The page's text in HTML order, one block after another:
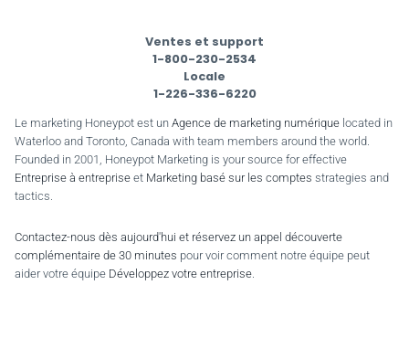
Ventes et support
1-800-230-2534
Locale
1-226-336-6220
Le marketing Honeypot est un Agence de marketing numérique located in
Waterloo and Toronto, Canada with team members around the world.
Founded in 2001, Honeypot Marketing is your source for effective
Entreprise à entreprise et Marketing basé sur les comptes strategies and
tactics.
Contactez-nous dès aujourd'hui et réservez un appel découverte
complémentaire de 30 minutes pour voir comment notre équipe peut
aider votre équipe Développez votre entreprise.